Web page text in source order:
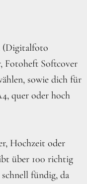
(Digitalfoto
Fotoheft Softcover
sowie dich für
quer oder hoch
Hochzeit oder
über 100 richtig
fündig, da